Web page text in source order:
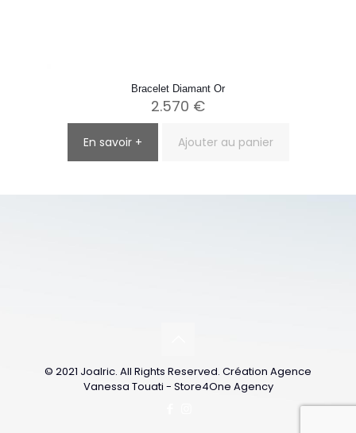
Bracelet Diamant Or
2.570 €
En savoir + Ajouter au panier
© 2021 Joalric. All Rights Reserved. Création Agence
Vanessa Touati - Store4One Agency